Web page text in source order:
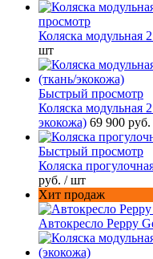
просмотр
Коляска модульная
шт
Быстрый просмотр
Коляска модульная
экокожа) 69 900 руб.
Быстрый просмотр
Коляска
руб. / шт
Хит продаж
Автокресло Peppy